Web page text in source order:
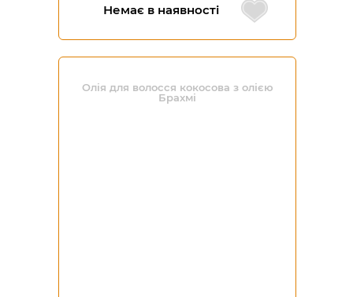
Немає в наявності
Олія для волосся кокосова з олією
Брахмі